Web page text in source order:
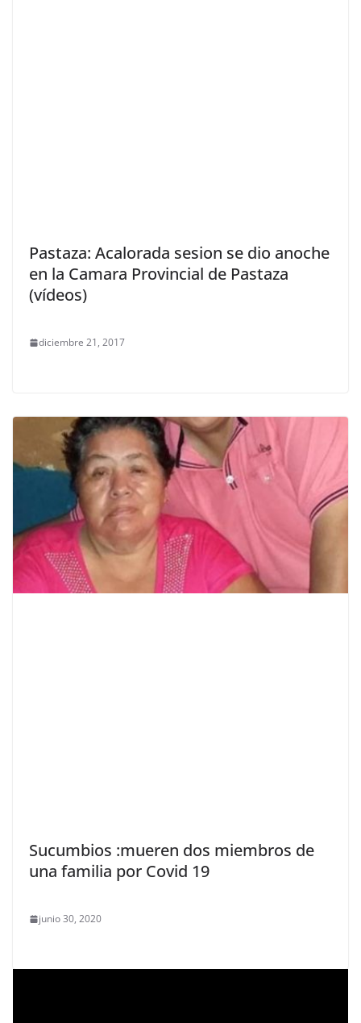
Pastaza: Acalorada sesion se dio anoche
en la Camara Provincial de Pastaza
(vídeos)
diciembre 21, 2017
Sucumbios :mueren dos miembros de
una familia por Covid 19
junio 30, 2020